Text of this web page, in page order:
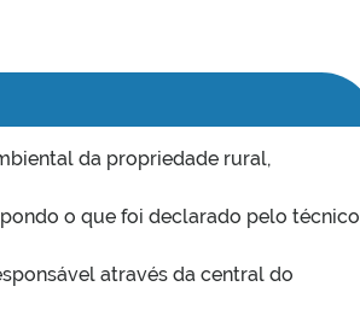
da propriedade rural,
o que foi declarado pelo técnico
através da central do